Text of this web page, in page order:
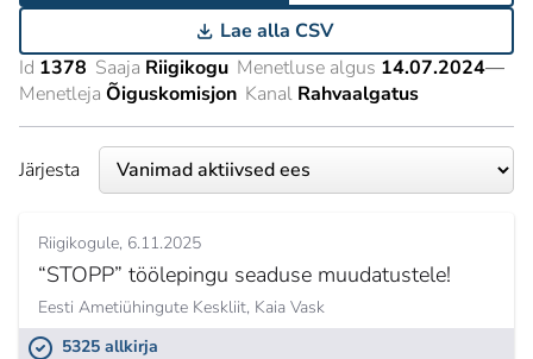
Lae alla CSV
Id 1378 Saaja Riigikogu Menetluse algus 14.07.2024—
Menetleja Õiguskomisjon Kanal Rahvaalgatus
Järjesta
Riigikogule 6.11.2025
“STOPP” töölepingu seaduse muudatustele!
Eesti Ametiühingute Keskliit, Kaia Vask
5325 allkirja